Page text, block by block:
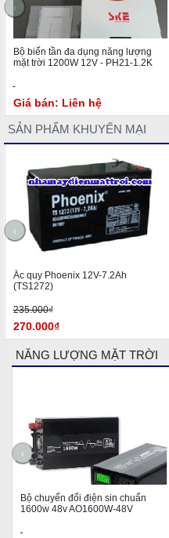
Bộ biến tần đa dụng năng lượng
mặt trời 1200W 12V - PH21-1.2K
Giá bán: Liên hệ
‹
SẢN PHẨM KHUYẾN MẠI
Ắc quy Phoenix 12V-7.2Ah
(TS1272)
235.000₫
270.000₫
‹
NĂNG LƯỢNG MẶT TRỜI
Bộ chuyển đổi điện sin chuẩn
1600w 48v AO1600W-48V
‹